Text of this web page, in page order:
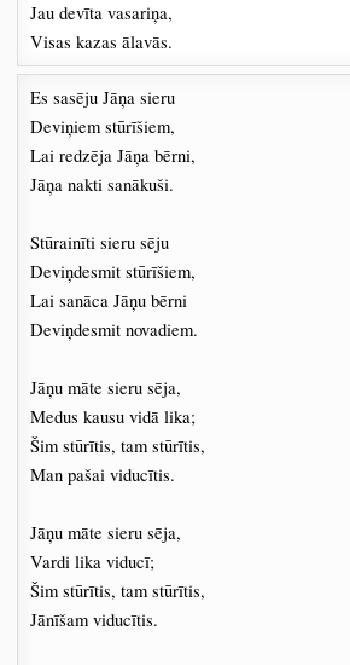
Jau devīta vasariņa,
Visas kazas ālavās.
Es sasēju Jāņa sieru
Deviņiem stūrīšiem,
Lai redzēja Jāņa bērni,
Jāņa nakti sanākuši.
Stūrainīti sieru sēju
Deviņdesmit stūrīšiem,
Lai sanāca Jāņu bērni
Deviņdesmit novadiem.
Jāņu māte sieru sēja,
Medus kausu vidā lika;
Šim stūrītis, tam stūrītis,
Man pašai viducītis.
Jāņu māte sieru sēja,
Vardi lika viducī;
Šim stūrītis, tam stūrītis,
Jānīšam viducītis.